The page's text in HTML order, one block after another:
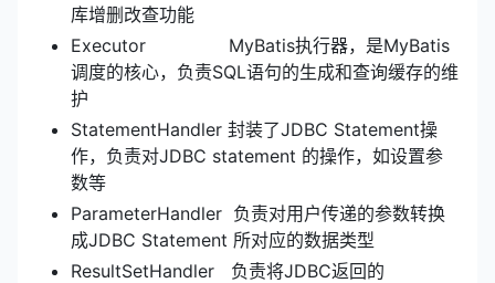
库增删改查功能
Executor MyBatis执行器，是MyBatis
调度的核心，负责SQL语句的生成和查询缓存的维
护
StatementHandler 封装了JDBC Statement操
作，负责对JDBC statement 的操作，如设置参
数等
ParameterHandler 负责对用户传递的参数转换
成JDBC Statement 所对应的数据类型
ResultSetHandler 负责将JDBC返回的